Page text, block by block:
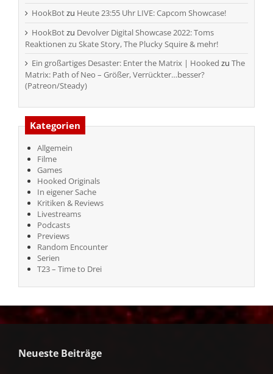
HookBotzu Heute 23:55 Uhr LIVE: Capcom Showcase!
HookBotzu Devolver Digital Showcase 2022: Toms
Reaktionen zu Skate Story, The Plucky Squire & mehr!
Ein großartiges Desaster: Enter the Matrix | Hooked zu The
Matrix: Path of Neo – Größer, Verrückter…besser?
(Patreon/Steady)
Kategorien
Allgemein
Filme
Games
Hooked Originals
In eigener Sache
Kritiken & Reviews
Livestreams
Podcasts
Previews
Random Encounter
Serien
T23 – Time to Drei
Neueste Beiträge